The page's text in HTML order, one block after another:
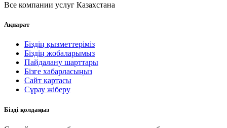
Все компании услуг Казахстана
Ақпарат
Біздің қызметтеріміз
Біздің жобаларымыз
Пайдалану шарттары
Бізге хабарласыңыз
Сайт картасы
Сұрау жіберу
Бізді қолдаңыз